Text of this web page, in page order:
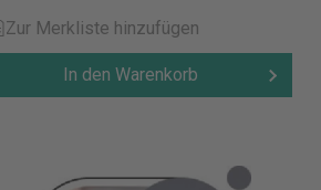
Zur Merkliste hinzufügen
In den Warenkorb